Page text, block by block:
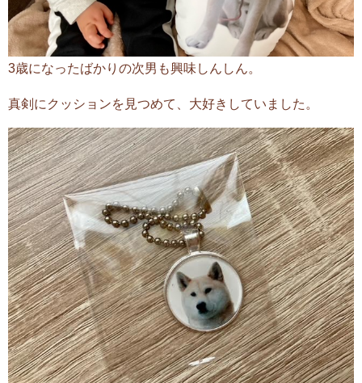
3歳になったばかりの次男も興味しんしん。
真剣にクッションを見つめて、大好きしていました。